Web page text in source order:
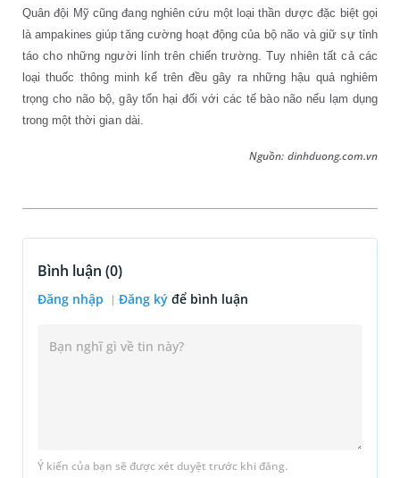
Quân đội Mỹ cũng đang nghiên cứu một loại thần dược đặc biệt gọi
là ampakines giúp tăng cường hoạt động của bộ não và giữ sự tỉnh
táo cho những người lính trên chiến trường. Tuy nhiên tất cả các
loại thuốc thông minh kể trên đều gây ra những hậu quả nghiêm
trọng cho não bộ, gây tổn hại đối với các tế bào não nếu lạm dụng
trong một thời gian dài.
Nguồn: dinhduong.com.vn
Bình luận (0)
Đăng nhập Đăng ký để bình luận
Ý kiến của bạn sẽ được xét duyệt trước khi đăng.